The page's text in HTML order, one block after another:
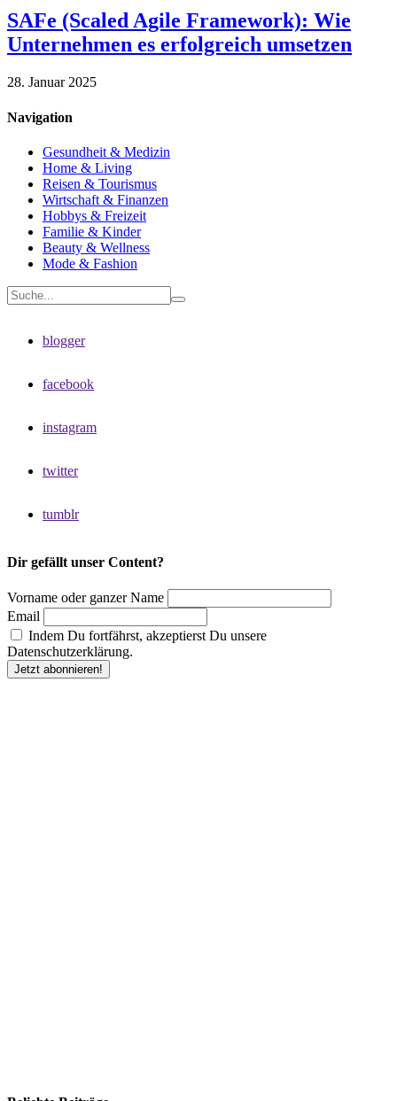
SAFe (Scaled Agile Framework): Wie
Unternehmen es erfolgreich umsetzen
28. Januar 2025
Navigation
Gesundheit & Medizin
Home & Living
Reisen & Tourismus
Wirtschaft & Finanzen
Hobbys & Freizeit
Familie & Kinder
Beauty & Wellness
Mode & Fashion
blogger
facebook
instagram
twitter
tumblr
Dir gefällt unser Content?
Vorname oder ganzer Name
Email
Indem Du fortfährst, akzeptierst Du unsere
Datenschutzerklärung.